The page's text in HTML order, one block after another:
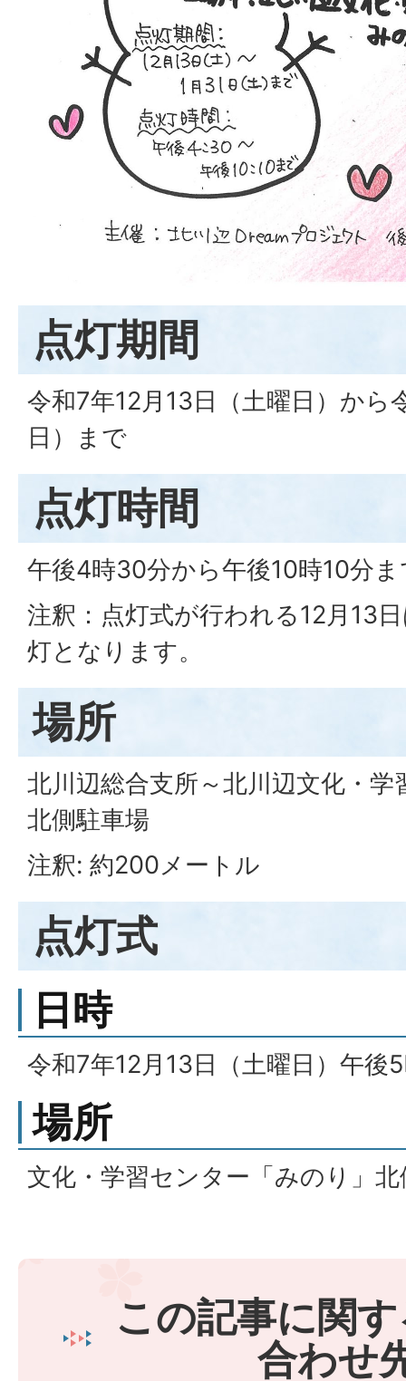
点灯期間
令和7年12月13日（土曜日）から
日）まで
点灯時間
午後4時30分から午後10時10分ま
注釈：点灯式が行われる12月13
灯となります。
場所
北川辺総合支所～北川辺文化・
北側駐車場
注釈: 約200メートル
点灯式
日時
令和7年12月13日（土曜日）午後
場所
文化・学習センター「みのり」
この記事に関
合わせ